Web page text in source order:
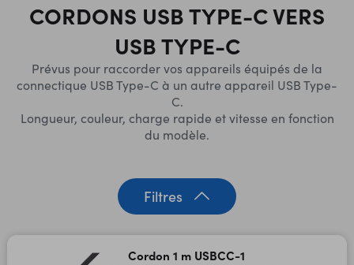
CORDONS USB TYPE-C VERS
USB TYPE-C
Prévus pour raccorder vos appareils équipés de la
connectique USB Type-C à un autre appareil USB Type-
C.
Longueur, couleur, charge rapide et vitesse en fonction
du modèle.
Filtres
Cordon 1 m USBCC-1